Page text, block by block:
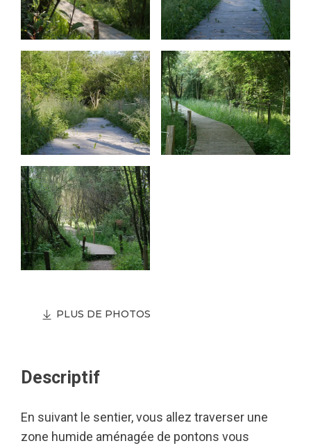
PLUS DE PHOTOS
Descriptif
En suivant le sentier, vous allez traverser une
zone humide aménagée de pontons vous